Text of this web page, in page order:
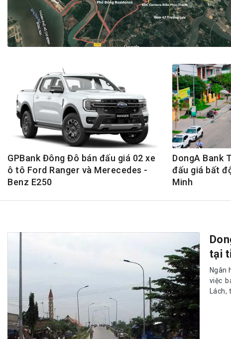
Bộ Chuẩn mực Đạo đức nghề nghiệp
Đối tác
Đấu giá tài
Thanh
Nhà quản
Cơ hội
GÓP Ý CHÍNH SÁCH
Dự thảo luật
Tư vấn – Hỏi đáp
Tra cứu văn bản
ĐẤU GIÁ TÀI
GPBank Đông Đô bán đấu giá 02 xe
ô tô Ford Ranger và Merecedes -
Benz E250
DongA Bank
đấu giá bất
Minh
tại
Ngân
việc